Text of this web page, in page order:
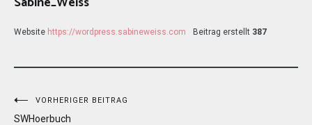
Website https://wordpress.sabineweiss.com Beitrag erstellt 387
Beitragsnavigation
VORHERIGER BEITRAG
SWHoerbuch